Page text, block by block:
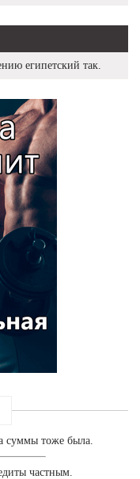
египетский так.
суммы тоже была.
частным.